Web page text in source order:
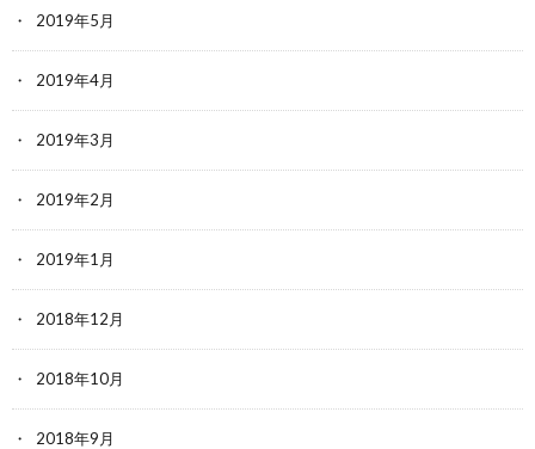
2019年5月
2019年4月
2019年3月
2019年2月
2019年1月
2018年12月
2018年10月
2018年9月